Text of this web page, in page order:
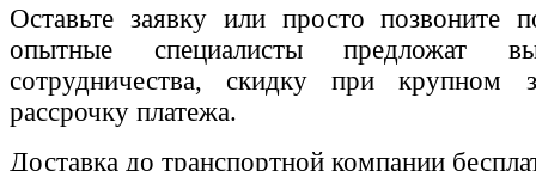
Оставьте заявку или просто позвоните
опытные специалисты предложат
сотрудничества, скидку при крупном
рассрочку платежа.
Доставка до транспортной компании